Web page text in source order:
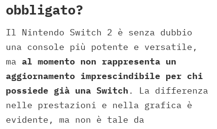
obbligato?
Il Nintendo Switch 2 è senza dubbio
una console più potente e versatile,
ma al momento non rappresenta un
aggiornamento imprescindibile per chi
possiede già una Switch . La differenza
nelle prestazioni e nella grafica è
evidente, ma non è tale da